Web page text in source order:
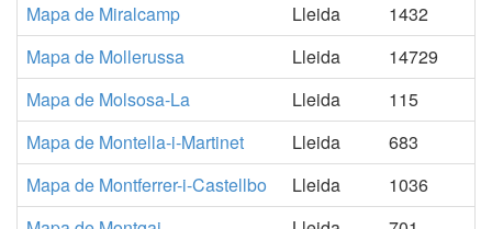
Mapa de Miralcamp
Lleida
1432
Mapa de Mollerussa
Lleida
14729
Mapa de Molsosa-La
Lleida
115
Mapa de Montella-i-Martinet
Lleida
683
Mapa de Montferrer-i-Castellbo
Lleida
1036